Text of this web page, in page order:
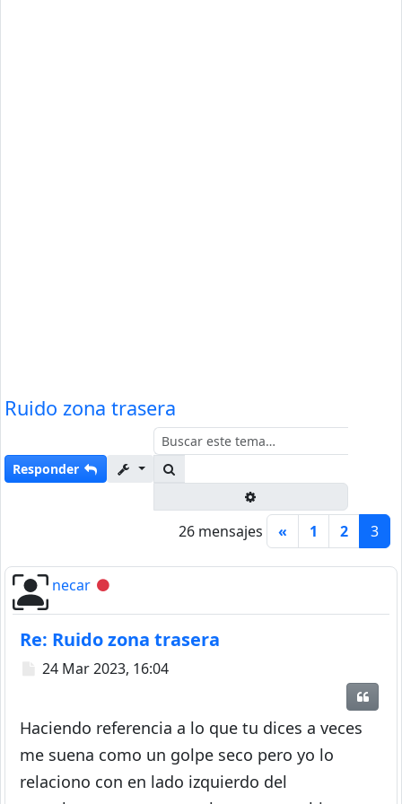
Ruido zona trasera
Responder
26 mensajes « 1 2 3
necar Desconectado
Re: Ruido zona trasera
Mensaje
24 Mar 2023, 16:04
Haciendo referencia a lo que tu dices a veces
me suena como un golpe seco pero yo lo
relaciono con en lado izquierdo del